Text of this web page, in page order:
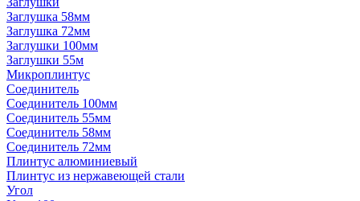
Заглушка 58мм
Заглушка 72мм
Заглушки 100мм
Заглушки 55м
Микроплинтус
Соединитель
Соединитель 100мм
Соединитель 55мм
Соединитель 58мм
Соединитель 72мм
Плинтус алюминиевый
Плинтус из нержавеющей стали
Угол